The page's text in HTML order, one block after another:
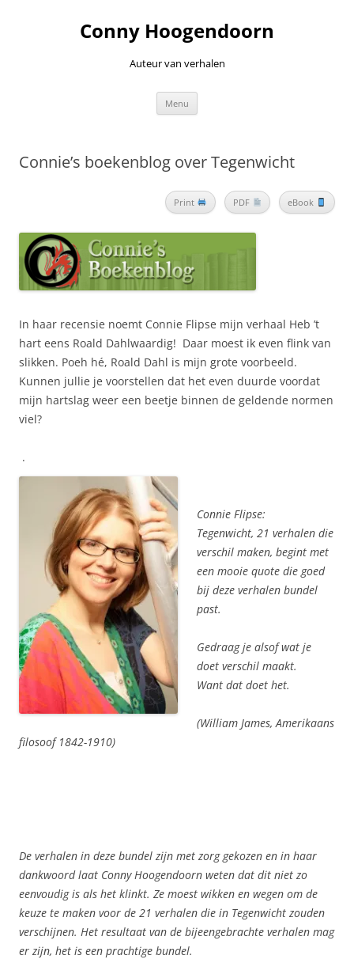
Conny Hoogendoorn
Auteur van verhalen
Menu
Connie’s boekenblog over Tegenwicht
Print PDF eBook
In haar recensie noemt Connie Flipse mijn verhaal Heb ’t
hart eens Roald Dahlwaardig! Daar moest ik even flink van
slikken. Poeh hé, Roald Dahl is mijn grote voorbeeld.
Kunnen jullie je voorstellen dat het even duurde voordat
mijn hartslag weer een beetje binnen de geldende normen
viel?
.
Connie Flipse:
Tegenwicht, 21 verhalen die
verschil maken, begint met
een mooie quote die goed
bij deze verhalen bundel
past.
Gedraag je alsof wat je
doet verschil maakt.
Want dat doet het.
(William James, Amerikaans
filosoof 1842-1910)
De verhalen in deze bundel zijn met zorg gekozen en in haar
dankwoord laat Conny Hoogendoorn weten dat dit niet zo
eenvoudig is als het klinkt. Ze moest wikken en wegen om de
keuze te maken voor de 21 verhalen die in Tegenwicht zouden
verschijnen. Het resultaat van de bijeengebrachte verhalen mag
er zijn, het is een prachtige bundel.